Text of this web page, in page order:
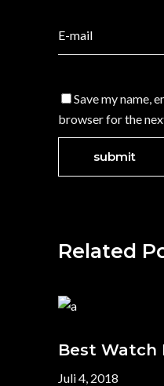
Save my name,
browser for the
Related
Best Watch
Juli 4, 2018